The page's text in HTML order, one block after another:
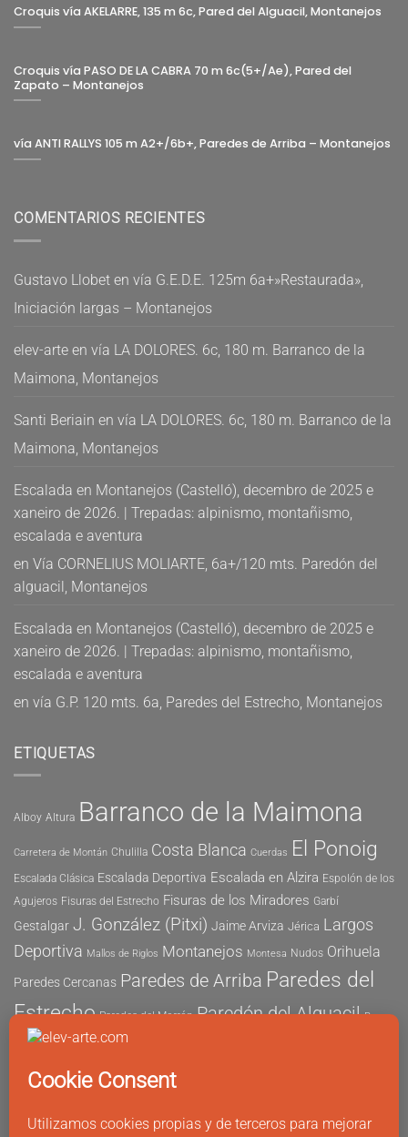
Croquis vía AKELARRE, 135 m 6c, Pared del Alguacil, Montanejos
Croquis vía PASO DE LA CABRA 70 m 6c(5+/Ae), Pared del
Zapato – Montanejos
vía ANTI RALLYS 105 m A2+/6b+, Paredes de Arriba – Montanejos
COMENTARIOS RECIENTES
Gustavo Llobet en vía G.E.D.E. 125m 6a+»Restaurada»,
Iniciación largas – Montanejos
elev-arte en vía LA DOLORES. 6c, 180 m. Barranco de la
Maimona, Montanejos
Santi Beriain en vía LA DOLORES. 6c, 180 m. Barranco de la
Maimona, Montanejos
Escalada en Montanejos (Castelló), decembro de 2025 e
xaneiro de 2026. | Trepadas: alpinismo, montañismo,
escalada e aventura
en Vía CORNELIUS MOLIARTE, 6a+/120 mts. Paredón del
alguacil, Montanejos
Escalada en Montanejos (Castelló), decembro de 2025 e
xaneiro de 2026. | Trepadas: alpinismo, montañismo,
escalada e aventura
en vía G.P. 120 mts. 6a, Paredes del Estrecho, Montanejos
ETIQUETAS
Alboy Altura Barranco de la Maimona
Carretera de Montán Chulilla Costa Blanca Cuerdas El Ponoig
Escalada Clásica Escalada Deportiva Escalada en Alzira Espolón de los
Agujeros Fisuras del Estrecho Fisuras de los Miradores Garbí
Gestalgar J. González (Pitxi) Jaime Arviza Jérica Largos
Deportiva Mallos de Riglos Montanejos Montesa Nudos Orihuela
Paredes Cercanas Paredes de Arriba Paredes del
Estrecho Paredes del Morrón Paredón del Alguacil Pau
Peña María Peñón de Ifach
Este Sector Sur Sector Tubo Seguridad
Fuertes Álvaro Vernich